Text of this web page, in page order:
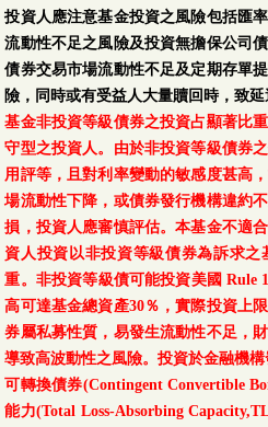
投資人應注意基金投資之風險包括匯
流動性不足之風險及投資無擔保公司
債券交易市場流動性不足及定期存單
險，同時或有受益人大量贖回時，致延
基金非投資等級債券之投資占顯著比
守型之投資人。由於非投資等級債券
用評等，且對利率變動的敏感度甚高
場流動性下降，或債券發行機構違約
損，投資人應審慎評估。本基金不適
資人投資以非投資等級債券為訴求
重。非投資等級債可能投資美國 Rule
高可達基金總資產30％，實際投資上
券屬私募性質，易發生流動性不足，
導致高波動性之風險。投資於金融機
可轉換債券(Contingent Convertible
能力(Total Loss-Absorbing